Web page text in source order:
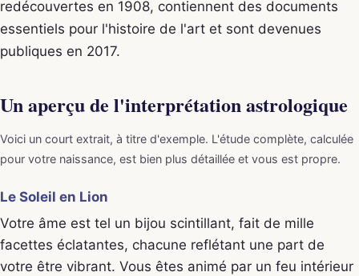
redécouvertes en 1908, contiennent des documents
essentiels pour l'histoire de l'art et sont devenues
publiques en 2017.
Un aperçu de l'interprétation astrologique
Voici un court extrait, à titre d'exemple. L'étude complète, calculée
pour votre naissance, est bien plus détaillée et vous est propre.
Le Soleil en Lion
Votre âme est tel un bijou scintillant, fait de mille
facettes éclatantes, chacune reflétant une part de
votre être vibrant. Vous êtes animé par un feu intérieur